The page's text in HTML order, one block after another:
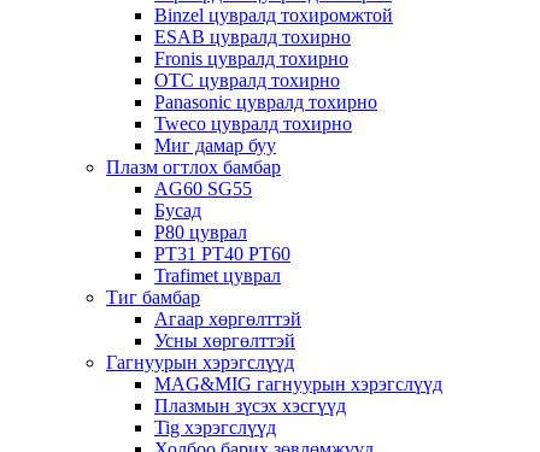
Binzel цувралд тохиромжтой
ESAB цувралд тохирно
Fronis цувралд тохирно
OTC цувралд тохирно
Panasonic цувралд тохирно
Tweco цувралд тохирно
Миг дамар буу
Плазм огтлох бамбар
AG60 SG55
Бусад
P80 цуврал
PT31 PT40 PT60
Trafimet цуврал
Тиг бамбар
Агаар хөргөлттэй
Усны хөргөлттэй
Гагнуурын хэрэгслүүд
MAG&MIG гагнуурын хэрэгслүүд
Плазмын зүсэх хэсгүүд
Tig хэрэгслүүд